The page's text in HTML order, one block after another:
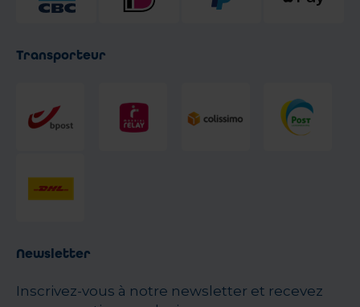
Transporteur
Newsletter
Inscrivez-vous à notre newsletter et recevez